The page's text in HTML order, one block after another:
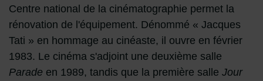
Centre national de la cinématographie permet la
rénovation de l'équipement. Dénommé « Jacques
Tati » en hommage au cinéaste, il ouvre en février
1983. Le cinéma s'adjoint une deuxième salle
Parade en 1989, tandis que la première salle Jour